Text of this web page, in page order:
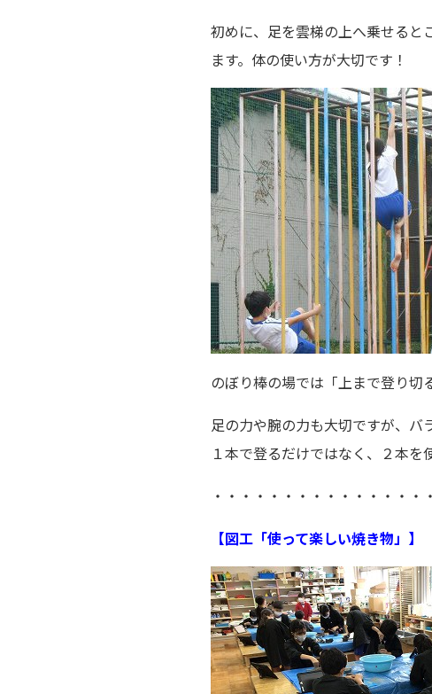
初めに、足を雲梯の上へ乗せると
ます。体の使い方が大切です！
のぼり棒の場では「上まで登り切
足の力や腕の力も大切ですが、バ
１本で登るだけではなく、２本を
・・・・・・・・・・・・・・・
【図工「使って楽しい焼き物」】